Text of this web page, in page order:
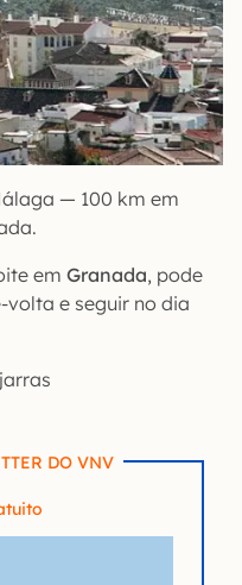
— 100 km em
em Granada, pode
e seguir no dia
DO VNV